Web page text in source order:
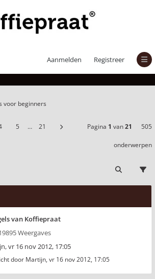
Aanmelden Registreer
voor beginners
5 … 21 Pagina 1 van21 505
onderwerpen
van Koffiepraat
Weergaves
,vr 16 nov 2012, 17:05
door Martijn, vr 16 nov 2012, 17:05